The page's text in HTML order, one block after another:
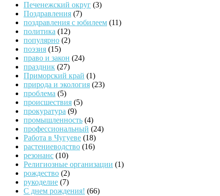
Печенежский округ (3)
Поздравления (7)
поздравления с юбилеем (11)
политика (12)
популярно (2)
поэзия (15)
право и закон (24)
праздник (27)
Приморский край (1)
природа и экология (23)
проблема (5)
происшествия (5)
прокуратура (9)
промышленность (4)
профессиональный (24)
Работа в Чугуеве (18)
растениеводство (16)
резонанс (10)
Религиозные организации (1)
рождество (2)
рукоделие (7)
С днем рождения! (66)